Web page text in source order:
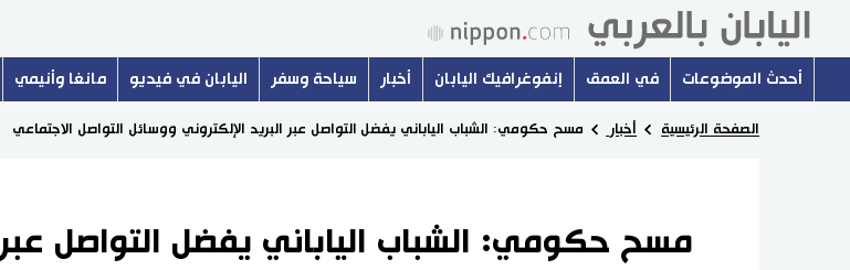
أحدث الموضوعات في العمق إنفوغرافيك اليابان أخبار سياحة وسفر اليابان في فيديو مانغا وأنيمي
الصفحة الرئيسية أخبار مسح حكومي: الشباب الياباني يفضل التواصل عبر البريد الإلكتروني ووسائل التواصل الاجتماعي
مسح حكومي: الشباب الياباني يفضل التواصل عبر